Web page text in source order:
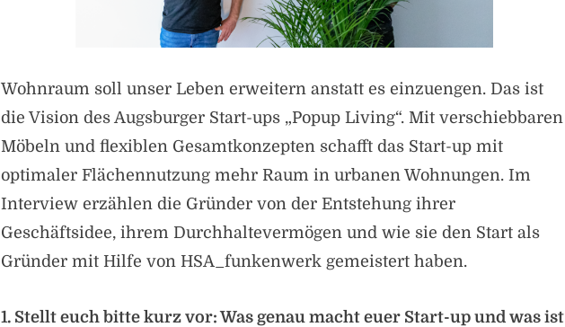
Wohnraum soll unser Leben erweitern anstatt es einzuengen. Das ist
die Vision des Augsburger Start-ups „Popup Living“. Mit verschiebbaren
Möbeln und flexiblen Gesamtkonzepten schafft das Start-up mit
optimaler Flächennutzung mehr Raum in urbanen Wohnungen. Im
Interview erzählen die Gründer von der Entstehung ihrer
Geschäftsidee, ihrem Durchhaltevermögen und wie sie den Start als
Gründer mit Hilfe von HSA_funkenwerk gemeistert haben.
1. Stellt euch bitte kurz vor: Was genau macht euer Start-up und was ist